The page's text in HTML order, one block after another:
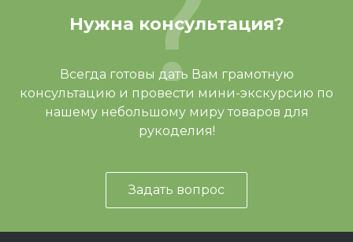
Нужна консультация?
Всегда готовы дать Вам грамотную
консультацию и провести мини-экскурсию по
нашему небольшому миру товаров для
рукоделия!
Задать вопрос